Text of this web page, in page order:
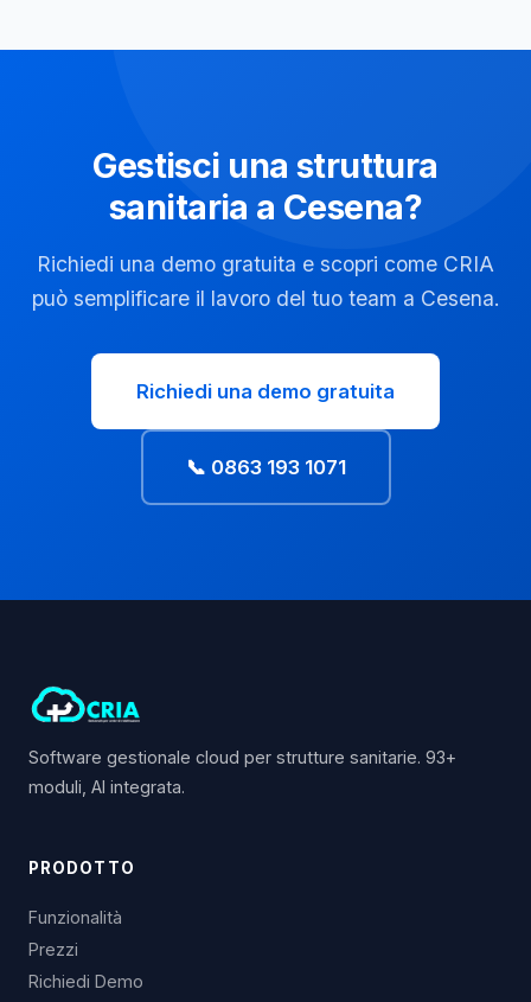
Gestisci una struttura
sanitaria a Cesena?
Richiedi una demo gratuita e scopri come CRIA
può semplificare il lavoro del tuo team a Cesena.
Richiedi una demo gratuita
📞 0863 193 1071
Software gestionale cloud per strutture sanitarie. 93+
moduli, AI integrata.
PRODOTTO
Funzionalità
Prezzi
Richiedi Demo